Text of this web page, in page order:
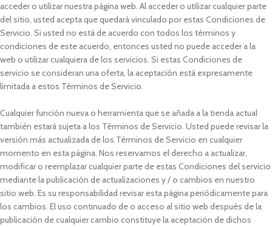
acceder o utilizar nuestra página web. Al acceder o utilizar cualquier parte
del sitio, usted acepta que quedará vinculado por estas Condiciones de
Servicio. Si usted no está de acuerdo con todos los términos y
condiciones de este acuerdo, entonces usted no puede acceder a la
web o utilizar cualquiera de los servicios. Si estas Condiciones de
servicio se consideran una oferta, la aceptación está expresamente
limitada a estos Términos de Servicio.
Cualquier función nueva o herramienta que se añada a la tienda actual
también estará sujeta a los Términos de Servicio. Usted puede revisar la
versión más actualizada de los Términos de Servicio en cualquier
momento en esta página. Nos reservamos el derecho a actualizar,
modificar o reemplazar cualquier parte de estas Condiciones del servicio
mediante la publicación de actualizaciones y / o cambios en nuestro
sitio web. Es su responsabilidad revisar esta página periódicamente para
los cambios. El uso continuado de o acceso al sitio web después de la
publicación de cualquier cambio constituye la aceptación de dichos